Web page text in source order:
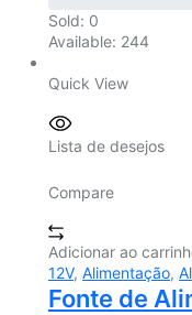
Sold: 0
Available: 244
Quick View
Lista de desejos
Compare
Adicionar ao
12V, Alimentação,
Fonte de